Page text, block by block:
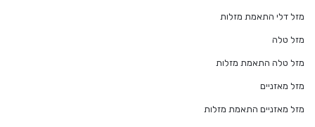
מזל דלי התאמת מזלות
מזל טלה
מזל טלה התאמת מזלות
מזל מאזניים
מזל מאזניים התאמת מזלות